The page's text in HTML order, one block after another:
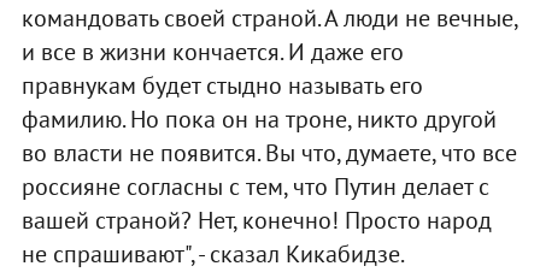
командовать своей страной. А люди не вечные,
и все в жизни кончается. И даже его
правнукам будет стыдно называть его
фамилию. Но пока он на троне, никто другой
во власти не появится. Вы что, думаете, что все
россияне согласны с тем, что Путин делает с
вашей страной? Нет, конечно! Просто народ
не спрашивают", - сказал Кикабидзе.